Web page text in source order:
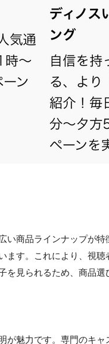
い商品ラインナップが
す。これにより、視
見られるため、商品選
が魅力です。専門のキ